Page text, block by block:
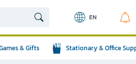
EN
& Gifts Stationary & Office